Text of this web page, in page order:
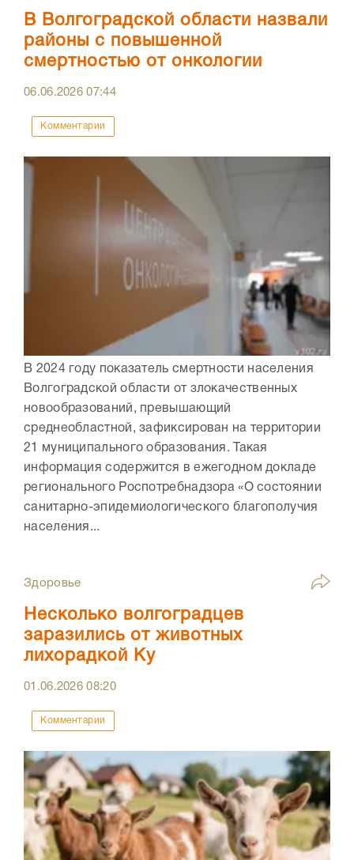
В Волгоградской области назвали
районы с повышенной
смертностью от онкологии
06.06.202607:44
Комментарии
В 2024 году показатель смертности населения
Волгоградской области от злокачественных
новообразований, превышающий
среднеобластной, зафиксирован на территории
21 муниципального образования. Такая
информация содержится в ежегодном докладе
регионального Роспотребнадзора «О состоянии
санитарно-эпидемиологического благополучия
населения...
Здоровье
Несколько волгоградцев
заразились от животных
лихорадкой Ку
01.06.202608:20
Комментарии